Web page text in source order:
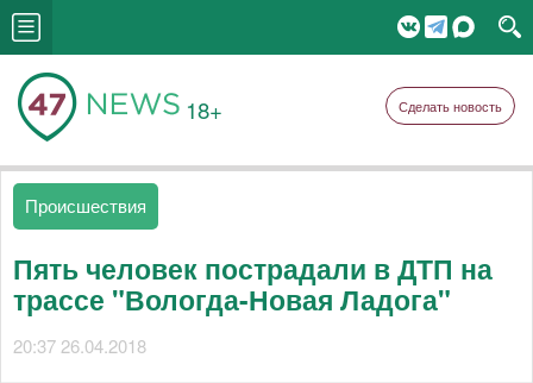
18+ Сделать новость
Происшествия
Пять человек пострадали в ДТП на
трассе "Вологда-Новая Ладога"
20:37 26.04.2018